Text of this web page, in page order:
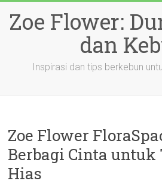
content
Zoe Flower:
dan
Inspirasi dan tips berkebun
Zoe Flower
Berbagi Cinta untuk
Hias